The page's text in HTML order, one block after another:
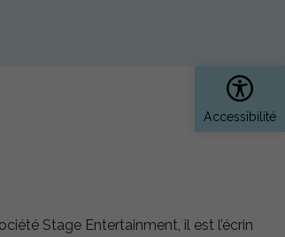
Stage Entertainment, il est l’écrin